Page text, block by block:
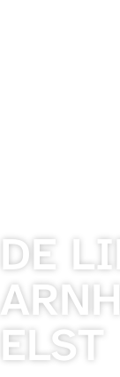
DE
ELST